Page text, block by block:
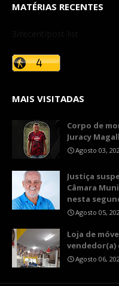
MATÉRIAS RECENTES
3/recent/post-list
MAIS VISITADAS
Corpo de
Juracy
Agosto 03,
​Justiça
Câmara
nesta
Agosto 05,
Loja de
vendedor(a)
Agosto 06,